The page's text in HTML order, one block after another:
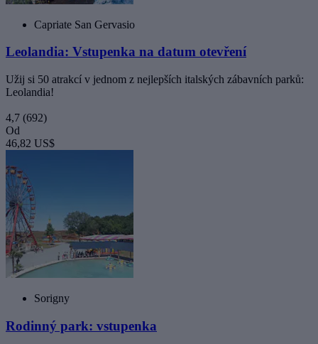
Capriate San Gervasio
Leolandia: Vstupenka na datum otevření
Užij si 50 atrakcí v jednom z nejlepších italských zábavních parků:
Leolandia!
4,7 (692)
Od
46,82 US$
Sorigny
Rodinný park: vstupenka